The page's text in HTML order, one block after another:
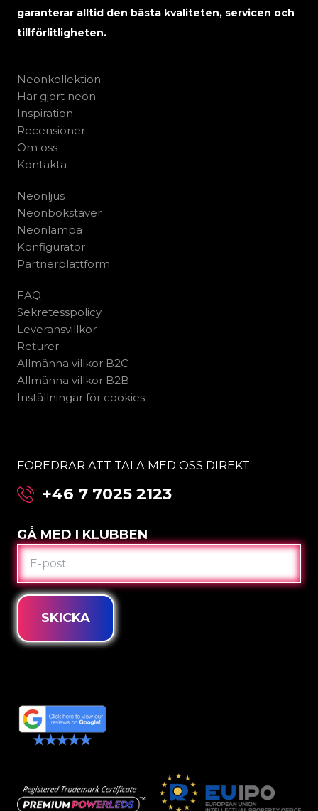
garanterar alltid den bästa kvaliteten, servicen och
tillförlitligheten.
Neonkollektion
Har gjort neon
Inspiration
Recensioner
Om oss
Kontakta
Neonljus
Neonbokstäver
Neonlampa
Konfigurator
Partnerplattform
FAQ
Sekretesspolicy
Leveransvillkor
Returer
Allmänna villkor B2C
Allmänna villkor B2B
Inställningar för cookies
FÖREDRAR ATT TALA MED OSS DIREKT:
+46 7 7025 2123
GÅ MED I KLUBBEN
E-
POST
SKICKA